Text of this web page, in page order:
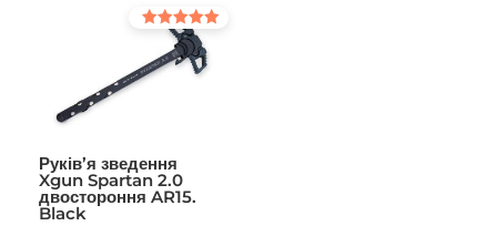
Руків’я зведення
Xgun Spartan 2.0
двостороння AR15.
Black
Оцінено в
з 5